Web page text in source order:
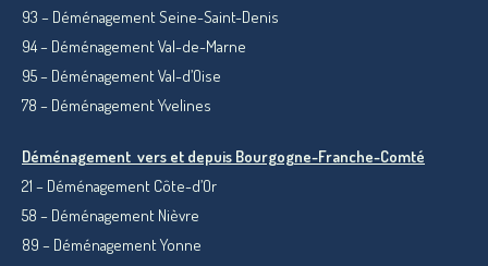
93 – Déménagement Seine-Saint-Denis
94 – Déménagement Val-de-Marne
95 – Déménagement Val-d’Oise
78 – Déménagement Yvelines
Déménagement vers et depuis Bourgogne-Franche-Comté
21 – Déménagement Côte-d’Or
58 – Déménagement Nièvre
89 – Déménagement Yonne